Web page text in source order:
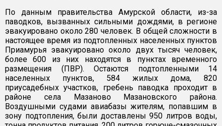
По данным правительства Амурской области, из-за
паводков, вызванных сильными дождями, в регионе
эвакуировано около 280 человек. В общей сложности в
настоящее время из подтопленных населенных пунктов
Приамурья эвакуировано около двух тысяч человек,
более 600 из них находятся в пунктах временного
размещения (ПВР). Остаются подтопленными 14
населенных пунктов, 584 жилых дома, 820
приусадебных участков, гребень паводка проходит в
районе села Мазаново Мазановского района.
Воздушными судами авиабазы жителям, попавшим в
зону подтопления, были доставлены 950 литров воды,